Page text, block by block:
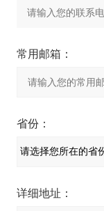
常用邮箱：
省份：
详细地址：